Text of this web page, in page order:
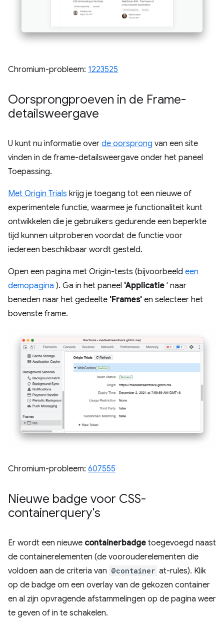
Chromium-probleem: 1223525
Oorsprongproeven in de Frame-
detailsweergave
U kunt nu informatie over de oorsprong van een site
vinden in de frame-detailsweergave onder het paneel
Toepassing.
Met Origin Trials krijg je toegang tot een nieuwe of
experimentele functie, waarmee je functionaliteit kunt
ontwikkelen die je gebruikers gedurende een beperkte
tijd kunnen uitproberen voordat de functie voor
iedereen beschikbaar wordt gesteld.
Open een pagina met Origin-tests (bijvoorbeeld een
demopagina ). Ga in het paneel 'Applicatie ' naar
beneden naar het gedeelte 'Frames' en selecteer het
bovenste frame.
Chromium-probleem: 607555
Nieuwe badge voor CSS-
containerquery's
Er wordt een nieuwe containerbadge toegevoegd naast
de containerelementen (de voorouderelementen die
voldoen aan de criteria van @container at-rules). Klik
op de badge om een ​​overlay van de gekozen container
en al zijn opvragende afstammelingen op de pagina weer
te geven of in te schakelen.